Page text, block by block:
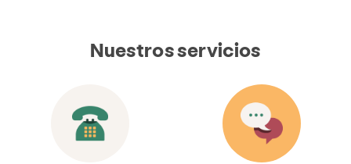
Nuestros servicios